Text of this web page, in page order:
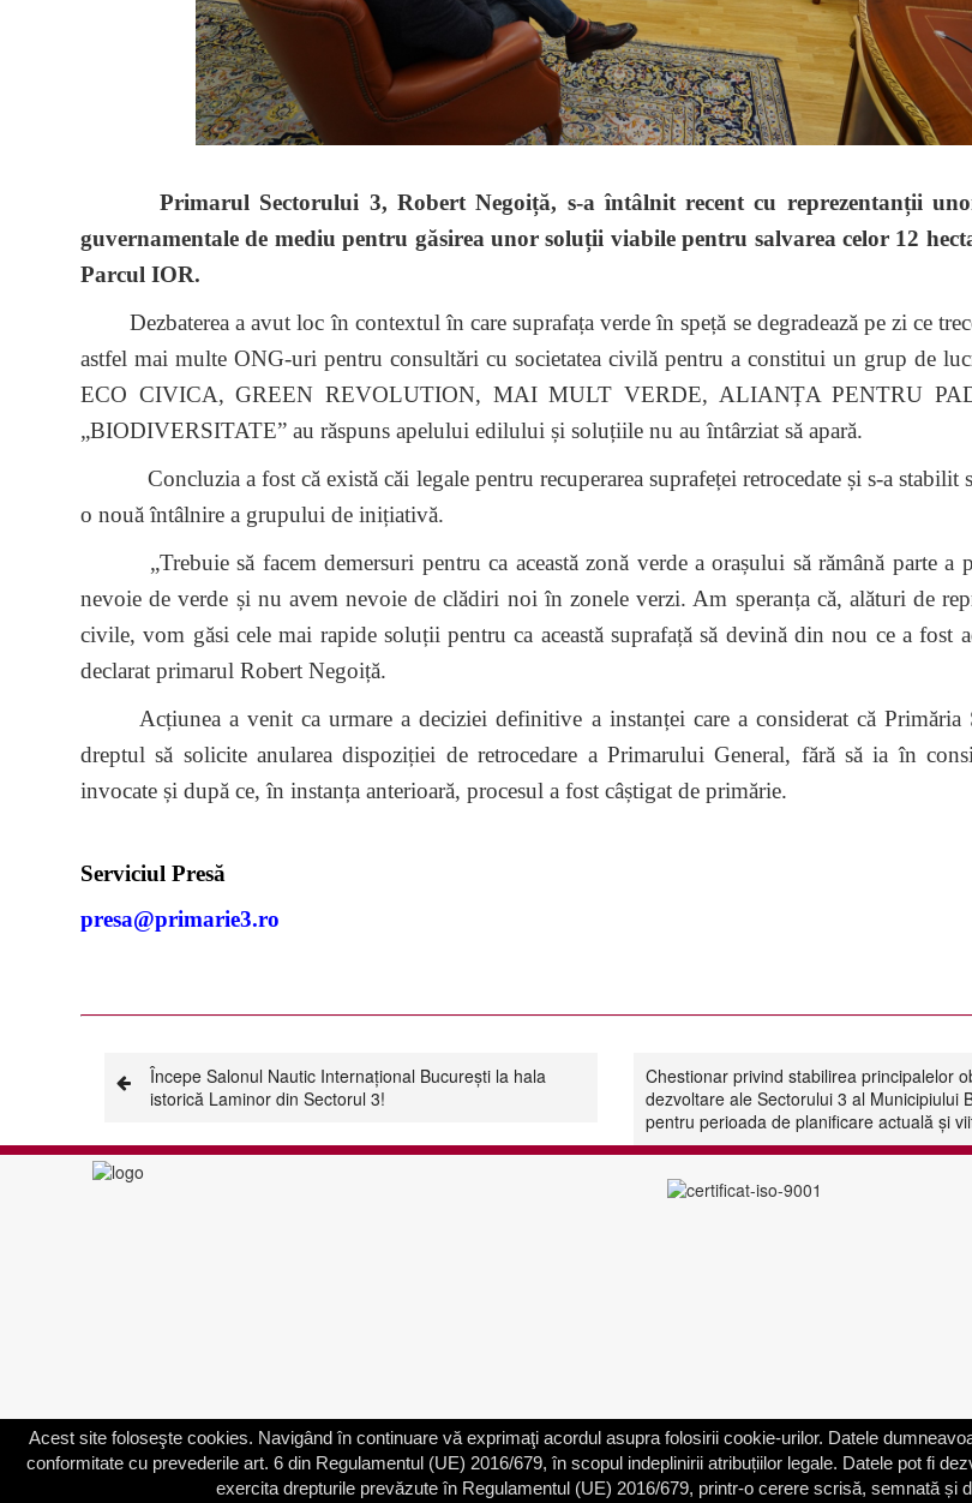
Primarul Sectorului 3, Robert Negoiță, s-a întâlnit recent cu reprezentanții
guvernamentale de mediu pentru găsirea unor soluții viabile pentru salvarea celor 12
Parcul IOR.
Dezbaterea a avut loc în contextul în care suprafața verde în speță se degradează pe zi ce
astfel mai multe ONG-uri pentru consultări cu societatea civilă pentru a constitui un grup de
ECO CIVICA, GREEN REVOLUTION, MAI MULT VERDE, ALIANȚA PENTRU
„BIODIVERSITATE” au răspuns apelului edilului și soluțiile nu au întârziat să apară.
Concluzia a fost că există căi legale pentru recuperarea suprafeței retrocedate și s-a stabilit
o nouă întâlnire a grupului de inițiativă.
„Trebuie să facem demersuri pentru ca această zonă verde a orașului să rămână parte a
nevoie de verde și nu avem nevoie de clădiri noi în zonele verzi. Am speranța că, alături de
civile, vom găsi cele mai rapide soluții pentru ca această suprafață să devină din nou ce a fost
declarat primarul Robert Negoiță.
Acțiunea a venit ca urmare a deciziei definitive a instanței care a considerat că Primăria
dreptul să solicite anularea dispoziției de retrocedare a Primarului General, fără să ia în
invocate și după ce, în instanța anterioară, procesul a fost câștigat de primărie.
Serviciul Presă
presa@primarie3.ro
Începe Salonul Nautic Internațional București la hala
istorică Laminor din Sectorul 3!
Chestionar privind stabilirea principalelor
dezvoltare ale Sectorului 3 al Municipiului
pentru perioada de planificare actuală și
© 2003 - 2026 | Primăria Sectorului 3
Acest site foloseşte cookies. Navigând în continuare vă exprimaţi acordul asupra folosirii cookie-urilor. Datele
conformitate cu prevederile art. 6 din Regulamentul (UE) 2016/679, în scopul indeplinirii atribuțiilor legale. Datele pot fi
exercita drepturile prevăzute în Regulamentul (UE) 2016/679, printr-o cerere scrisă, semnată și